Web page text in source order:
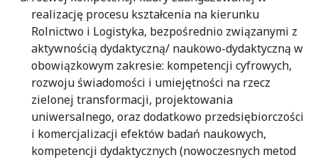
realizację procesu kształcenia na kierunku
Rolnictwo i Logistyka, bezpośrednio związanymi z
aktywnością dydaktyczną/ naukowo-dydaktyczną w
obowiązkowym zakresie: kompetencji cyfrowych,
rozwoju świadomości i umiejętności na rzecz
zielonej transformacji, projektowania
uniwersalnego, oraz dodatkowo przedsiębiorczości
i komercjalizacji efektów badań naukowych,
kompetencji dydaktycznych (nowoczesnych metod